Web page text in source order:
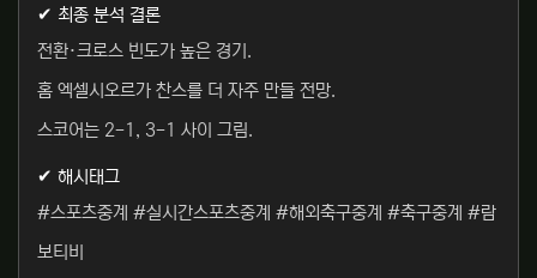
✔ 최종 분석 결론
전환·크로스 빈도가 높은 경기.
홈 엑셀시오르가 찬스를 더 자주 만들 전망.
스코어는 2-1, 3-1 사이 그림.
✔ 해시태그
#스포츠중계 #실시간스포츠중계 #해외축구중계 #축구중계 #람
보티비